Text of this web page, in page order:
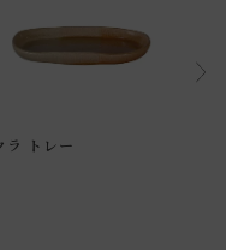
引渡しとなります。
もございます。ご了承
ラ トレー